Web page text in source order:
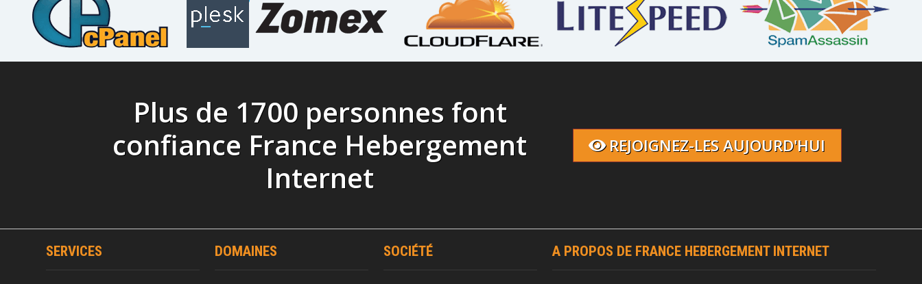
Plus de 1700 personnes font
confiance France Hebergement
Internet
REJOIGNEZ-LES AUJOURD'HUI
SERVICES DOMAINES SOCIÉTÉ A PROPOS DE FRANCE HEBERGEMENT INTERNET